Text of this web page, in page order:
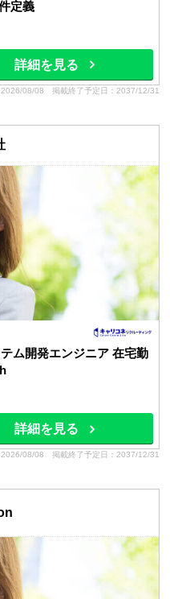
定義
詳細を見る
2026/08/08 掲載終了予定日：2037/12/31
ム開発エンジニア 在宅勤
詳細を見る
2026/08/08 掲載終了予定日：2037/12/31